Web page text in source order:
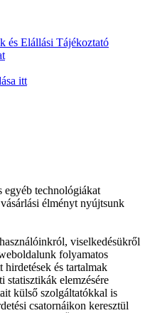
és Elállási Tájékoztató
itt
egyéb technológiákat
élményt nyújtsunk
viselkedésükről
folyamatos
hirdetések és tartalmak
statisztikák elemzésére
külső szolgáltatókkal is
csatornáikon keresztül